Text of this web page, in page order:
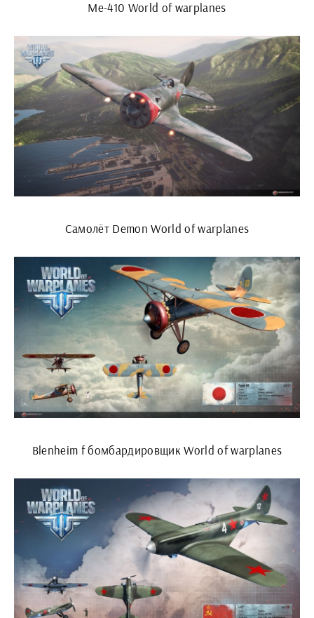
Ме-410 World of warplanes
Самолёт Demon World of warplanes
Blenheim f бомбардировщик World of warplanes